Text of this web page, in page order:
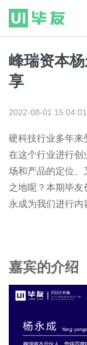
峰瑞资本
享
2022-08-01 15:04:01
硬科技行业多年来
在这个行业进行创
场和产品的定位、
之地呢？本期毕友
永成为我们进行内
嘉宾的介绍